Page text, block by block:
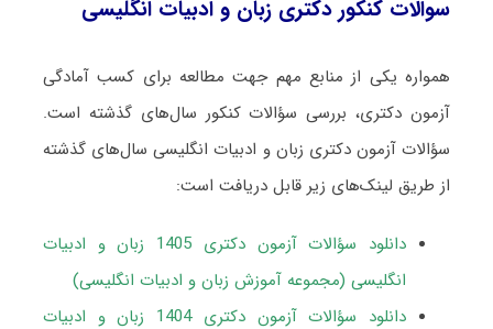
سوالات کنکور دکتری زبان و ادبیات انگلیسی
همواره یکی از منابع مهم جهت مطالعه برای کسب آمادگی
آزمون دکتری، بررسی سؤالات کنکور سال‌های گذشته است.
سؤالات آزمون دکتری زبان و ادبیات انگلیسی سال‌های گذشته
از طریق لینک‌های زیر قابل دریافت است:
دانلود سؤالات آزمون دکتری 1405 زبان و ادبیات
انگلیسی (مجموعه آموزش زبان و ادبیات انگلیسی)
دانلود سؤالات آزمون دکتری 1404 زبان و ادبیات